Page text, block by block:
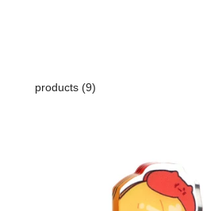
products (9)